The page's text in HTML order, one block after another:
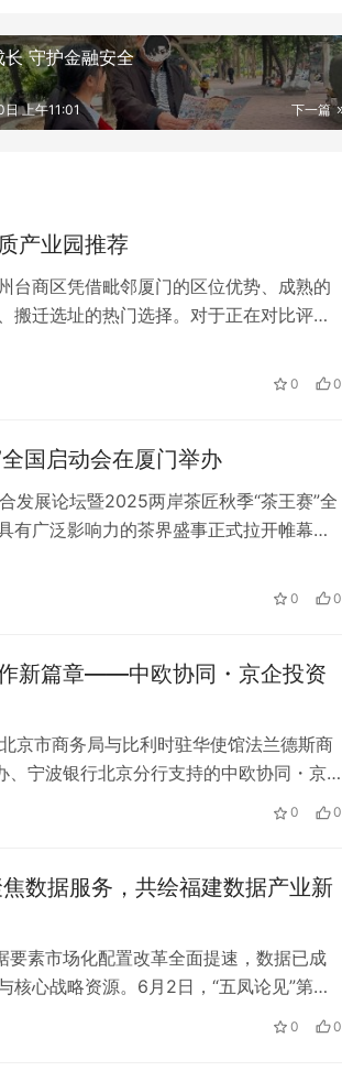
守护金融安全
下一篇
上午11:01
产业园推荐
台商区凭借毗邻厦门的区位优势、成熟的
搬迁选址的热门选择。对于正在对比评估
璟产业园是厦漳同城核心区打造的智能制
0 0
国启动会在厦门举办
发展论坛暨2025两岸茶匠秋季“茶王赛”全
有广泛影响力的茶界盛事正式拉开帷幕。
化、国际化进程。 启动会上，来自两岸的
聚一堂，共同见证了这一茶界盛事的开
0 0
新篇章——中欧协同・京企投资
京市商务局与比利时驻华使馆法兰德斯商
、宁波银行北京分行支持的中欧协同・京
为2025年北京市“走出去”系列活动的重
0 0
数据服务，共绘福建数据产业新
要素市场化配置改革全面提速，数据已成
核心战略资源。6月2日，“五凤论见”第
场暨福建省“政策入园、数据进企、服务
0 0